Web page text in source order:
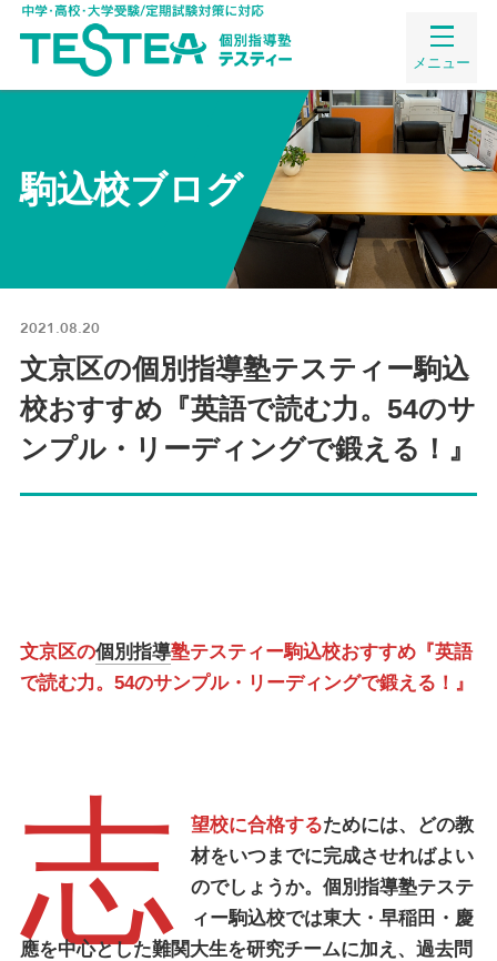
メニュー
駒込校ブログ
2021.08.20
文京区の個別指導塾テスティー駒込
校おすすめ『英語で読む力。54のサ
ンプル・リーディングで鍛える！』
文京区の個別指導塾テスティー駒込校おすすめ『英語
で読む力。54のサンプル・リーディングで鍛える！』
志 望校に合格するためには、どの教
材をいつまでに完成させればよい
のでしょうか。 個別指導塾テステ
ィー駒込校では東大・早稲田・慶
應を中心とした難関大生を研究チームに加え、過去問